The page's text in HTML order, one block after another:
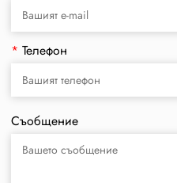
* Телефон
Съобщение